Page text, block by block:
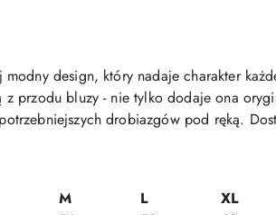
design, który nadaje charakter
z przodu bluzy - nie tylko dodaje ona
drobiazgów pod ręką.
M L XL